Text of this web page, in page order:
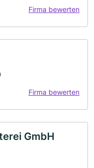
Firma bewerten
Firma bewerten
GmbH